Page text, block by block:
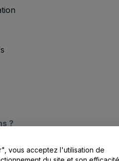
?
/ Nous contacter
vous acceptez l'utilisation de